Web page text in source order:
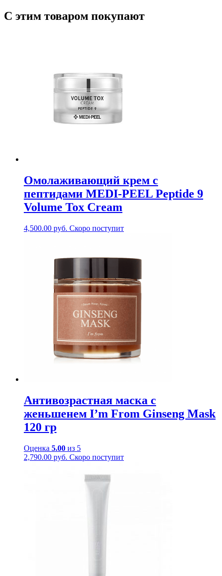
С этим товаром покупают
Омолаживающий крем с
пептидами MEDI-PEEL Peptide 9
Volume Tox Cream
4,500.00 руб. Скоро поступит
Антивозрастная маска с
женьшенем I’m From Ginseng Mask
120 гр
Оценка 5.00 из 5
2,790.00 руб. Скоро поступит